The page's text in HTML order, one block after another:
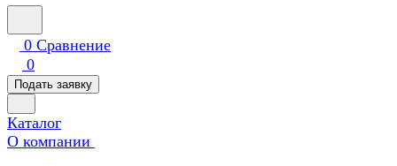
0 Сравнение
0
Подать заявку
Каталог
О компании